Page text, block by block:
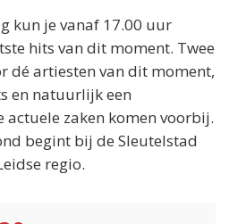
kun je vanaf 17.00 uur
hits van dit moment. Twee
dé artiesten van dit moment,
en natuurlijk een
actuele zaken komen voorbij.
begint bij de Sleutelstad
regio.